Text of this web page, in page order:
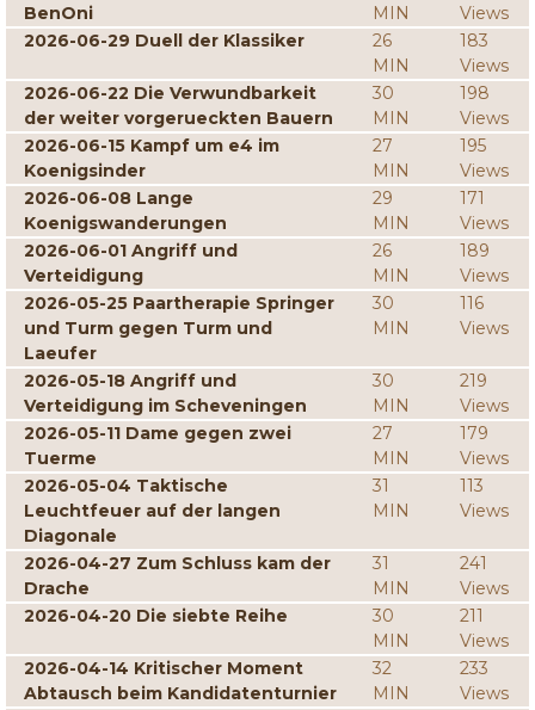
BenOni
MIN
Views
2026-06-29 Duell der Klassiker
26
MIN
183
Views
2026-06-22 Die Verwundbarkeit
der weiter vorgerueckten Bauern
30
MIN
198
Views
2026-06-15 Kampf um e4 im
Koenigsinder
27
MIN
195
Views
2026-06-08 Lange
Koenigswanderungen
29
MIN
171
Views
2026-06-01 Angriff und
Verteidigung
26
MIN
189
Views
2026-05-25 Paartherapie Springer
und Turm gegen Turm und
Laeufer
30
MIN
116
Views
2026-05-18 Angriff und
Verteidigung im Scheveningen
30
MIN
219
Views
2026-05-11 Dame gegen zwei
Tuerme
27
MIN
179
Views
2026-05-04 Taktische
Leuchtfeuer auf der langen
Diagonale
31
MIN
113
Views
2026-04-27 Zum Schluss kam der
Drache
31
MIN
241
Views
2026-04-20 Die siebte Reihe
30
MIN
211
Views
2026-04-14 Kritischer Moment
Abtausch beim Kandidatenturnier
32
MIN
233
Views